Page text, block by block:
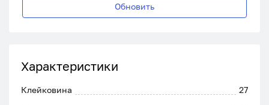
Обновить
Характеристики
Клейковина 27